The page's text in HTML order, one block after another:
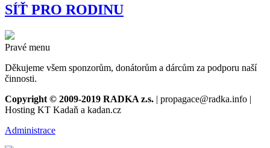
SÍŤ PRO RODINU
Pravé menu
Děkujeme všem sponzorům, donátorům a dárcům za podporu naší
činnosti.
Copyright © 2009-2019 RADKA z.s. | propagace@radka.info |
Hosting KT Kadaň a kadan.cz
Administrace